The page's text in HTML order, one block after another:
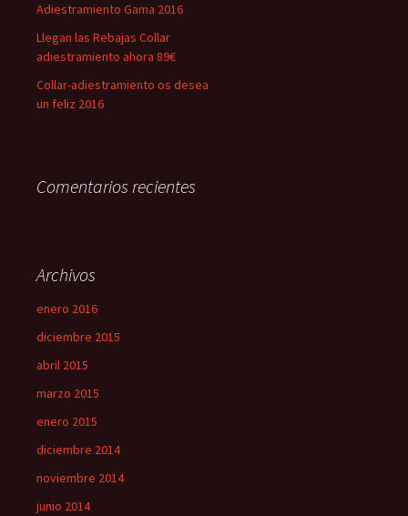
Adiestramiento Gama 2016
Llegan las Rebajas Collar
adiestramiento ahora 89€
Collar-adiestramiento os desea
un feliz 2016
Comentarios recientes
Archivos
enero 2016
diciembre 2015
abril 2015
marzo 2015
enero 2015
diciembre 2014
noviembre 2014
junio 2014